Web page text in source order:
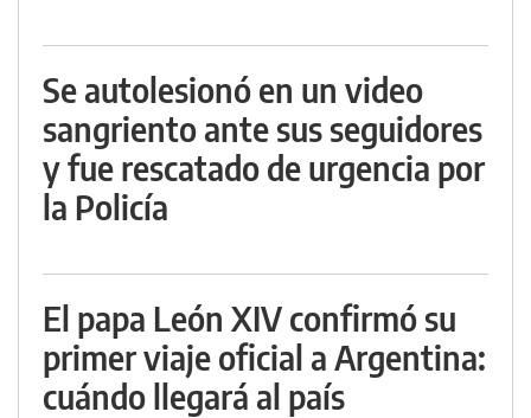
Se autolesionó en un video
sangriento ante sus seguidores
y fue rescatado de urgencia por
la Policía
El papa León XIV confirmó su
primer viaje oficial a Argentina:
cuándo llegará al país